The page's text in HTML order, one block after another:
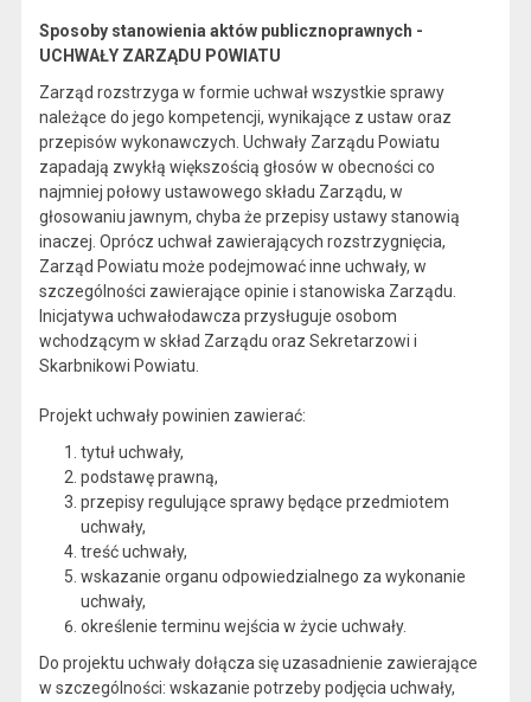
Sposoby stanowienia aktów publicznoprawnych -
UCHWAŁY ZARZĄDU POWIATU
Zarząd rozstrzyga w formie uchwał wszystkie sprawy
należące do jego kompetencji, wynikające z ustaw oraz
przepisów wykonawczych. Uchwały Zarządu Powiatu
zapadają zwykłą większością głosów w obecności co
najmniej połowy ustawowego składu Zarządu, w
głosowaniu jawnym, chyba że przepisy ustawy stanowią
inaczej. Oprócz uchwał zawierających rozstrzygnięcia,
Zarząd Powiatu może podejmować inne uchwały, w
szczególności zawierające opinie i stanowiska Zarządu.
Inicjatywa uchwałodawcza przysługuje osobom
wchodzącym w skład Zarządu oraz Sekretarzowi i
Skarbnikowi Powiatu.
Projekt uchwały powinien zawierać:
tytuł uchwały,
podstawę prawną,
przepisy regulujące sprawy będące przedmiotem
uchwały,
treść uchwały,
wskazanie organu odpowiedzialnego za wykonanie
uchwały,
określenie terminu wejścia w życie uchwały.
Do projektu uchwały dołącza się uzasadnienie zawierające
w szczególności: wskazanie potrzeby podjęcia uchwały,